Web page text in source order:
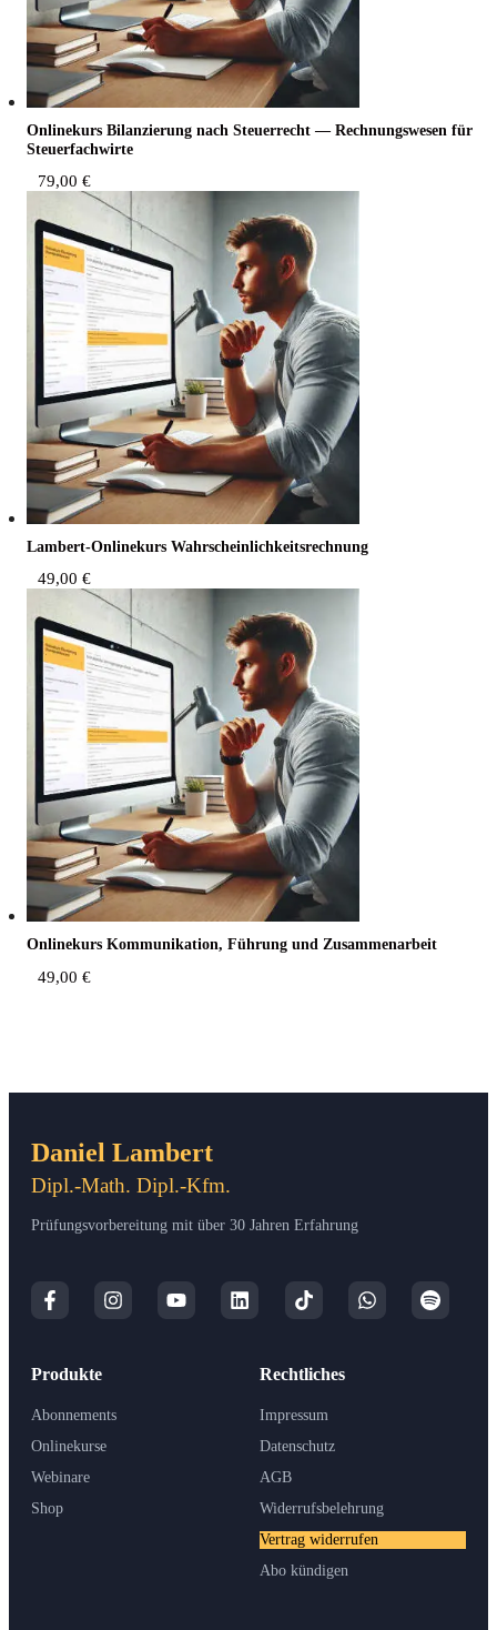
Online­kurs Bilan­zie­rung nach Steu­er­recht — Rech­nungs­we­sen für
Steuerfachwirte
79,00 €
Lam­bert-Online­kurs Wahrscheinlichkeitsrechnung
49,00 €
Online­kurs Kom­mu­ni­ka­ti­on, Füh­rung und Zusammenarbeit
49,00 €
Daniel Lambert
Dipl.-Math. Dipl.-Kfm.
Prüfungsvorbereitung mit über 30 Jahren Erfahrung
Produkte
Abonnements
Onlinekurse
Webinare
Shop
Rechtliches
Impressum
Datenschutz
AGB
Widerrufsbelehrung
Vertrag widerrufen
Abo kündigen